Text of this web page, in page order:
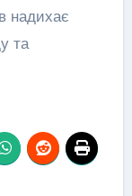
надихає
та